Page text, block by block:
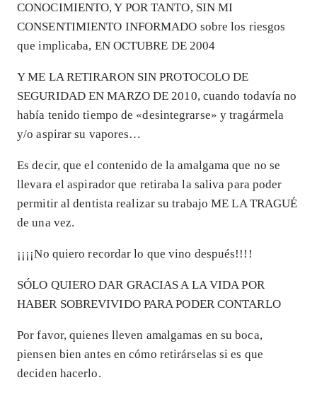
CONOCIMIENTO, Y POR TANTO, SIN MI
CONSENTIMIENTO INFORMADO sobre los riesgos
que implicaba, EN OCTUBRE DE 2004
Y ME LA RETIRARON SIN PROTOCOLO DE
SEGURIDAD EN MARZO DE 2010, cuando todavía no
había tenido tiempo de «desintegrarse» y tragármela
y/o aspirar su vapores…
Es decir, que el contenido de la amalgama que no se
llevara el aspirador que retiraba la saliva para poder
permitir al dentista realizar su trabajo ME LA TRAGUÉ
de una vez.
¡¡¡¡No quiero recordar lo que vino después!!!!
SÓLO QUIERO DAR GRACIAS A LA VIDA POR
HABER SOBREVIVIDO PARA PODER CONTARLO
Por favor, quienes lleven amalgamas en su boca,
piensen bien antes en cómo retirárselas si es que
deciden hacerlo.